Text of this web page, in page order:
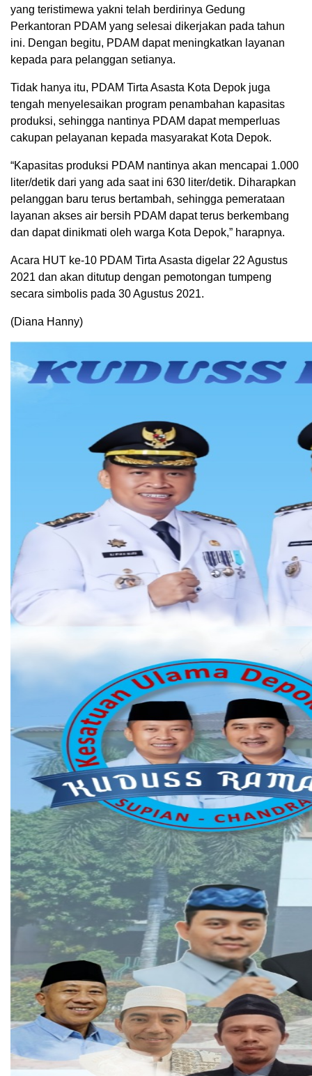
yang teristimewa yakni telah berdirinya Gedung
Perkantoran PDAM yang selesai dikerjakan pada tahun
ini. Dengan begitu, PDAM dapat meningkatkan layanan
kepada para pelanggan setianya.
Tidak hanya itu, PDAM Tirta Asasta Kota Depok juga
tengah menyelesaikan program penambahan kapasitas
produksi, sehingga nantinya PDAM dapat memperluas
cakupan pelayanan kepada masyarakat Kota Depok.
“Kapasitas produksi PDAM nantinya akan mencapai 1.000
liter/detik dari yang ada saat ini 630 liter/detik. Diharapkan
pelanggan baru terus bertambah, sehingga pemerataan
layanan akses air bersih PDAM dapat terus berkembang
dan dapat dinikmati oleh warga Kota Depok,” harapnya.
Acara HUT ke-10 PDAM Tirta Asasta digelar 22 Agustus
2021 dan akan ditutup dengan pemotongan tumpeng
secara simbolis pada 30 Agustus 2021.
(Diana Hanny)